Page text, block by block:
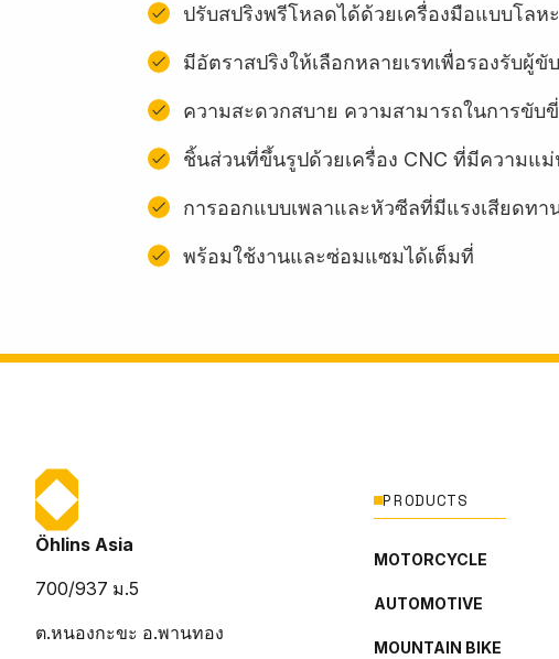
ปรับสปริงพรีโหลดได้ด้วยเครื่องมือแบบโลหะ
มีอัตราสปริงให้เลือกหลายเรทเพื่อรองรับผู้
ความสะดวกสบาย ความสามารถในการขับ
ชิ้นส่วนที่ขึ้นรูปด้วยเครื่อง CNC ที่มีความแ
การออกแบบเพลาและหัวซีลที่มีแรงเสียดทา
พร้อมใช้งานและซ่อมแซมได้เต็มที่
Öhlins Asia
700/937 ม.5
ต.หนองกะขะ อ.พานทอง
PRODUCTS
MOTORCYCLE
AUTOMOTIVE
MOUNTAIN BIKE